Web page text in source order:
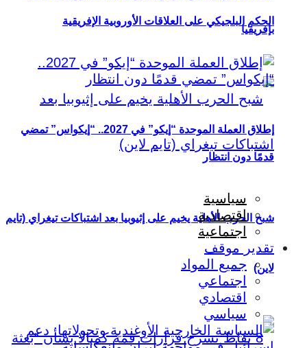
بإفريقيا
شبح الحرب الأهلية يخيم على إثيوبيا بعد اشتباكات تيغراي (تايم
لاين)
الحكم البلجيكي على العلاقات الأوروبية الإفريقية
إطلاق العملة الموحدة “إيكو” في 2027.. “إيكواس” تمضي
قدمًا دون انتظار
سياسية
اقتصادية
اجتماعية
تقدير موقف
جميع المواد
اجتماعي
اقتصادي
سياسي